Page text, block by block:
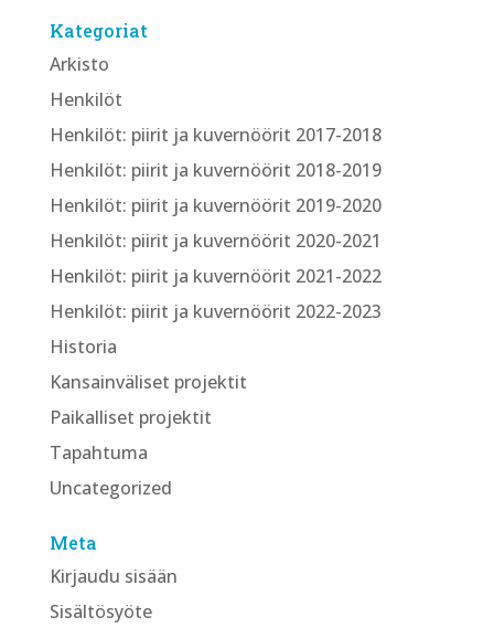
Kategoriat
Arkisto
Henkilöt
Henkilöt: piirit ja kuvernöörit 2017-2018
Henkilöt: piirit ja kuvernöörit 2018-2019
Henkilöt: piirit ja kuvernöörit 2019-2020
Henkilöt: piirit ja kuvernöörit 2020-2021
Henkilöt: piirit ja kuvernöörit 2021-2022
Henkilöt: piirit ja kuvernöörit 2022-2023
Historia
Kansainväliset projektit
Paikalliset projektit
Tapahtuma
Uncategorized
Meta
Kirjaudu sisään
Sisältösyöte